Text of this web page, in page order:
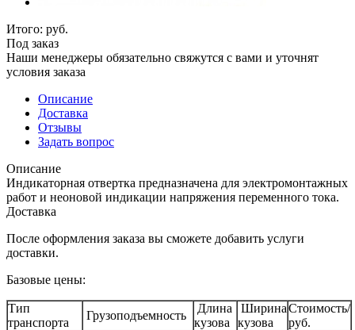
Итого: руб.
Под заказ
Наши менеджеры обязательно свяжутся с вами и уточнят
условия заказа
Описание
Доставка
Отзывы
Задать вопрос
Описание
Индикаторная отвертка предназначена для электромонтажных
работ и неоновой индикации напряжения переменного тока.
Доставка
После оформления заказа вы сможете добавить услуги
доставки.
Базовые цены:
Тип
транспорта
Грузоподъемность
Длина
кузова
Ширина
кузова
Стоимость/
руб.